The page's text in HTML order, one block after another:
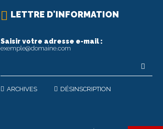
LETTRE D'INFORMATION
Saisir votre adresse e-mail :
exemple@domaine.com
ARCHIVES DÉSINSCRIPTION